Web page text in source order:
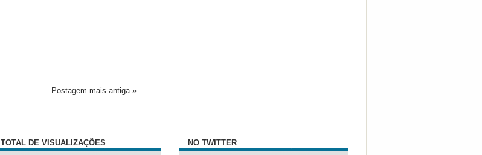
Postagem mais antiga »
TOTAL DE VISUALIZAÇÕES NO TWITTER